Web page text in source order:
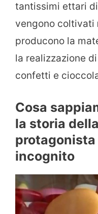
tantissimi ettari
vengono coltivati
producono la
la realizzazione
confetti e
Cosa
la storia
protagonista
incognito